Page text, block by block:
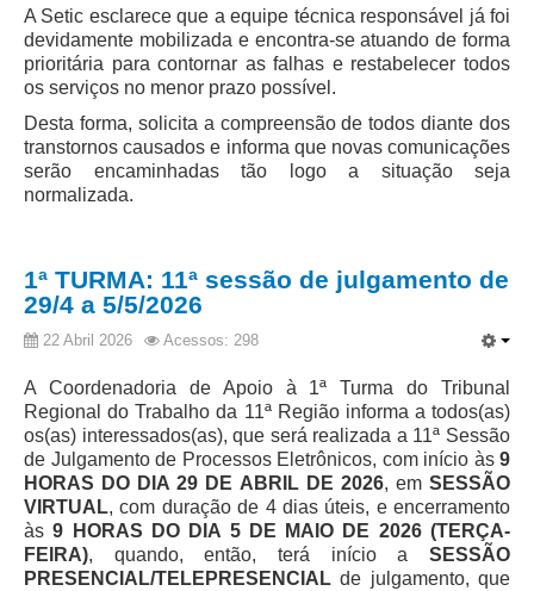
Conexão Inclusiva
Inscrições
Informe de Rendimentos - 2026
Notícias
Comunicados
Campanhas
Redes Sociais
Fale com a Comunicação
Logomarca
Jurisprudência
A Setic esclarece que a equipe técnica responsável já foi
devidamente mobilizada e encontra-se atuando de forma
prioritária para contornar as falhas e restabelecer todos
os serviços no menor prazo possível.
Desta forma, solicita a compreensão de todos diante dos
transtornos causados e informa que novas comunicações
serão encaminhadas tão logo a situação seja
normalizada.
1ª TURMA: 11ª sessão de julgamento de
29/4 a 5/5/2026
22 Abril 2026 Acessos: 298
A Coordenadoria de Apoio à 1ª Turma do Tribunal
Regional do Trabalho da 11ª Região informa a todos(as)
os(as) interessados(as), que será realizada a 11ª Sessão
de Julgamento de Processos Eletrônicos, com início às 9
HORAS DO DIA 29 DE ABRIL DE 2026, emSESSÃO
VIRTUAL, com duração de 4 dias úteis, e encerramento
às 9 HORAS DO DIA 5 DE MAIO DE 2026 (TERÇA-
FEIRA), quando, então, terá início a SESSÃO
PRESENCIAL/TELEPRESENCIAL de julgamento, que